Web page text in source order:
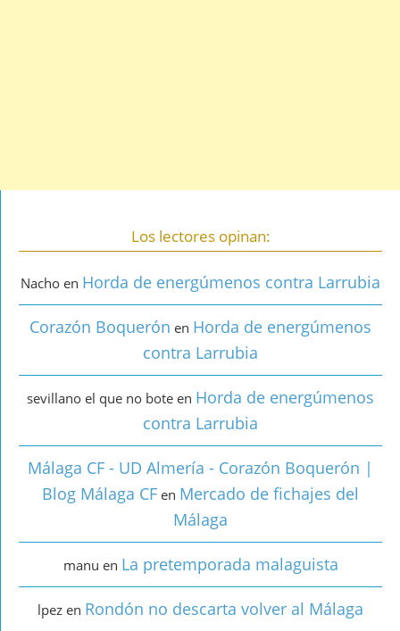
Los lectores opinan:
Nacho en Horda de energúmenos contra Larrubia
Corazón Boquerón en Horda de energúmenos
contra Larrubia
sevillano el que no bote en Horda de energúmenos
contra Larrubia
Málaga CF - UD Almería - Corazón Boquerón |
Blog Málaga CF en Mercado de fichajes del
Málaga
manu en La pretemporada malaguista
lpez en Rondón no descarta volver al Málaga